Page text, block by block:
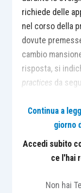
richiede delle
nel corso della
dovute
cambio
risposta, si
practices da
Premessa
articoli 41 ss.,
Continua a
giorno
Accedi subito
ce l'hai
Non hai